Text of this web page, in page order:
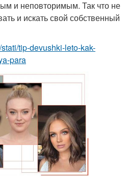
и неповторимым. Так что не
и искать свой собственный
tip-devushki-leto-kak-
para